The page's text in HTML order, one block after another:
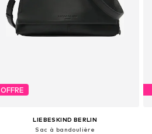
OFFRE
LIEBESKIND BERLIN
Sac à bandoulière